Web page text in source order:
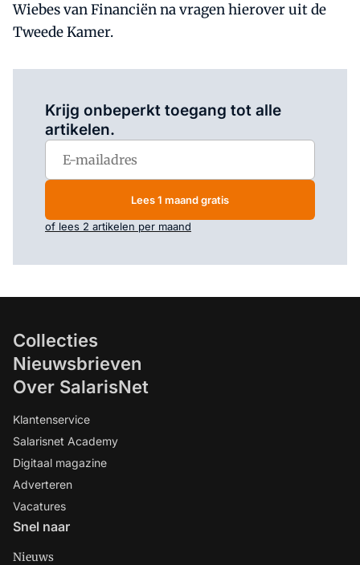
Wiebes van Financiën na vragen hierover uit de
Tweede Kamer.
Krijg onbeperkt toegang tot alle
artikelen.
Lees 1 maand gratis
of lees 2 artikelen per maand
Collecties
Nieuwsbrieven
Over SalarisNet
Klantenservice
Salarisnet Academy
Digitaal magazine
Adverteren
Vacatures
Snel naar
Nieuws